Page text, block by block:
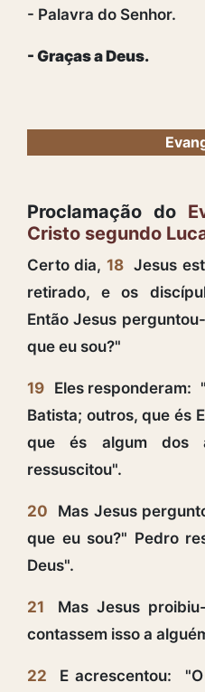
- Palavra do Senhor.
- Graças a Deus.
Proclamação do
Cristo segundo
Certo dia, 18 Jesus
retirado, e os
Então Jesus
que eu sou?"
19 Eles responderam:
Batista; outros, que és
que és algum dos
ressuscitou".
20
Mas Jesus
que eu sou?" Pedro
Deus".
21
Mas Jesus
contassem isso a
22
E acrescentou: